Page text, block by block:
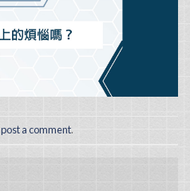
post a comment.